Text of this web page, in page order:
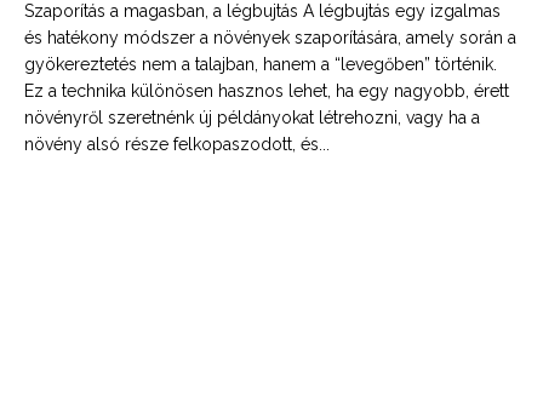
Szaporítás a magasban, a légbujtás A légbujtás egy izgalmas
és hatékony módszer a növények szaporítására, amely során a
gyökereztetés nem a talajban, hanem a “levegőben” történik.
Ez a technika különösen hasznos lehet, ha egy nagyobb, érett
növényről szeretnénk új példányokat létrehozni, vagy ha a
növény alsó része felkopaszodott, és...